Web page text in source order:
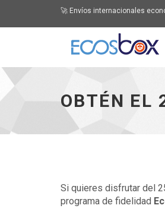
🚀 Envíos internacionales
OBTÉN EL
Si quieres disfrutar del
programa de fidelidad